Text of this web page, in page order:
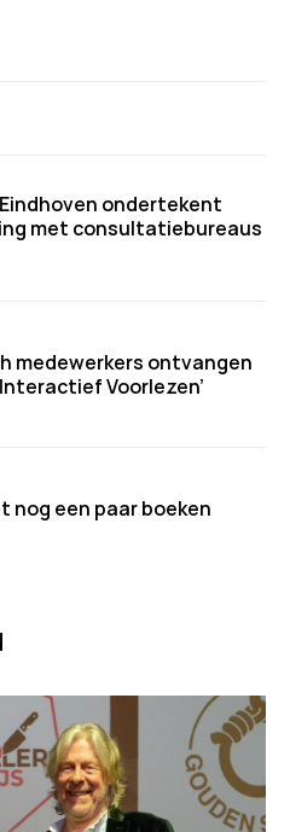
ondertekent
met consultatiebureaus
medewerkers ontvangen
Voorlezen’
nog een paar boeken